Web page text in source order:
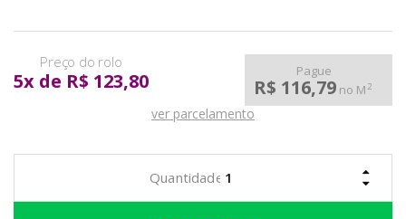
5x de R$ 123,80 Pague
R$ 116,79 no M2
ver parcelamento